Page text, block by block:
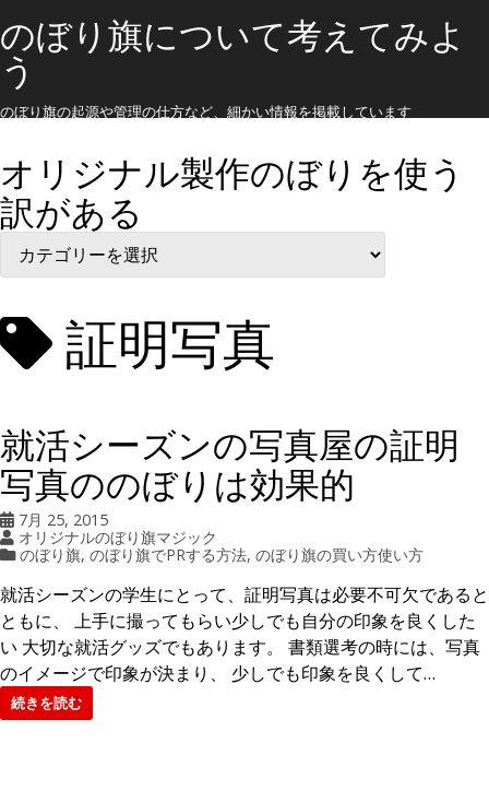
のぼり旗について考えてみよ
う
のぼり旗の起源や管理の仕方など、細かい情報を掲載しています
オリジナル製作のぼりを使う
訳がある
オ
ジ
ル
製
作
を
使
う
訳
が
あ
る
証明写真
就活シーズンの写真屋の証明
写真ののぼりは効果的
7月 25, 2015
オリジナルのぼり旗マジック
のぼり旗, のぼり旗でPRする方法, のぼり旗の買い方使い方
就活シーズンの学生にとって、証明写真は必要不可欠であると
ともに、 上手に撮ってもらい少しでも自分の印象を良くした
い 大切な就活グッズでもあります。 書類選考の時には、写真
のイメージで印象が決まり、 少しでも印象を良くして…
続きを読む